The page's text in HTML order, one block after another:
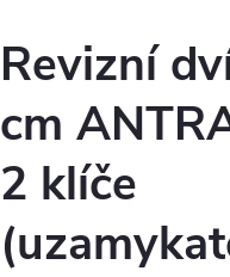
Revizní
cm
2 klíče